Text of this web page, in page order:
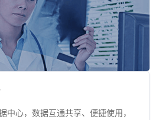
中心，数据互通共享、便捷使用，